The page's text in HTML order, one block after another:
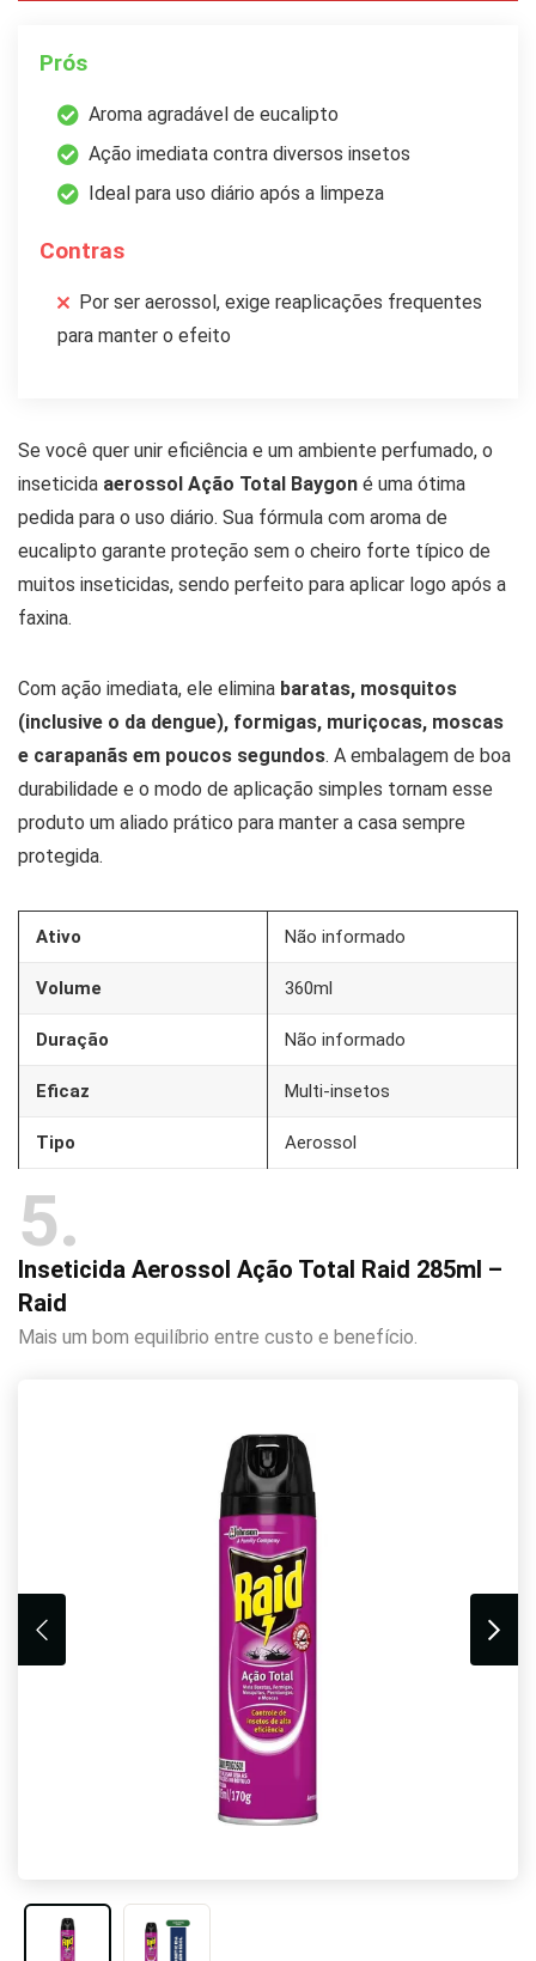
Prós
Aroma agradável de eucalipto
Ação imediata contra diversos insetos
Ideal para uso diário após a limpeza
Contras
Por ser aerossol, exige reaplicações frequentes
para manter o efeito
Se você quer unir eficiência e um ambiente perfumado, o
inseticida aerossol Ação Total Baygon é uma ótima
pedida para o uso diário. Sua fórmula com aroma de
eucalipto garante proteção sem o cheiro forte típico de
muitos inseticidas, sendo perfeito para aplicar logo após a
faxina.
Com ação imediata, ele elimina baratas, mosquitos
(inclusive o da dengue), formigas, muriçocas, moscas
e carapanãs em poucos segundos. A embalagem de boa
durabilidade e o modo de aplicação simples tornam esse
produto um aliado prático para manter a casa sempre
protegida.
Ativo Não informado
Volume 360ml
Duração Não informado
Eficaz Multi-insetos
Tipo Aerossol
5
Inseticida Aerossol Ação Total Raid 285ml –
Raid
Mais um bom equilíbrio entre custo e benefício.